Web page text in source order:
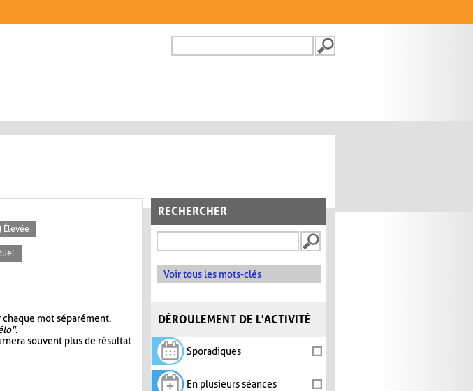
FORMULAIRE DE
RECHERCHER
Voir tous les mots-clés
DÉROULEMENT DE L'ACTIVITÉ
Sporadiques
En plusieurs séances
Élevée
mot séparément.
.
souvent plus de résultat